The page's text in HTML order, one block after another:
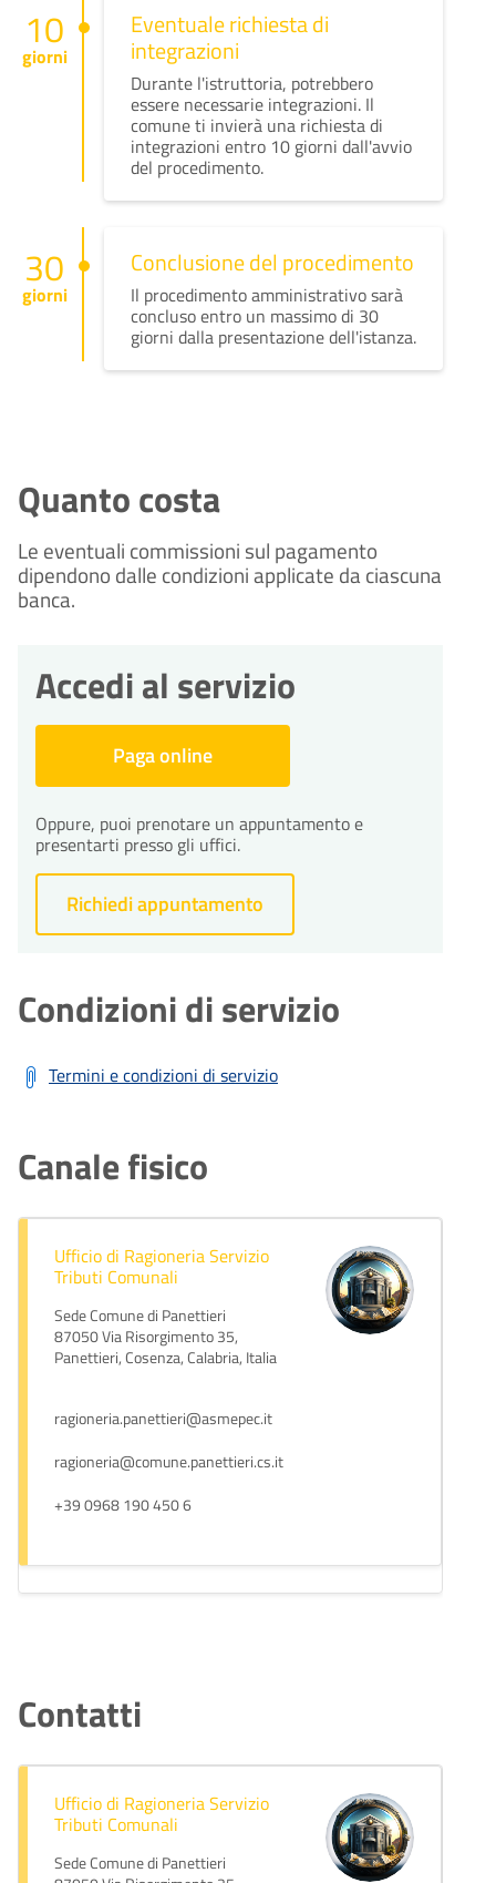
10
giorni
Eventuale richiesta di
integrazioni
Durante l'istruttoria, potrebbero
essere necessarie integrazioni. Il
comune ti invierà una richiesta di
integrazioni entro 10 giorni dall'avvio
del procedimento.
30
giorni
Conclusione del procedimento
Il procedimento amministrativo sarà
concluso entro un massimo di 30
giorni dalla presentazione dell'istanza.
Quanto costa
Le eventuali commissioni sul pagamento
dipendono dalle condizioni applicate da ciascuna
banca.
Accedi al servizio
Paga online
Oppure, puoi prenotare un appuntamento e
presentarti presso gli uffici.
Richiedi appuntamento
Condizioni di servizio
Termini e condizioni di servizio
Canale fisico
Ufficio di Ragioneria Servizio
Tributi Comunali
Sede Comune di Panettieri
87050 Via Risorgimento 35,
Panettieri, Cosenza, Calabria, Italia
ragioneria.panettieri@asmepec.it
ragioneria@comune.panettieri.cs.it
+39 0968 190 450 6
Contatti
Ufficio di Ragioneria Servizio
Tributi Comunali
Sede Comune di Panettieri